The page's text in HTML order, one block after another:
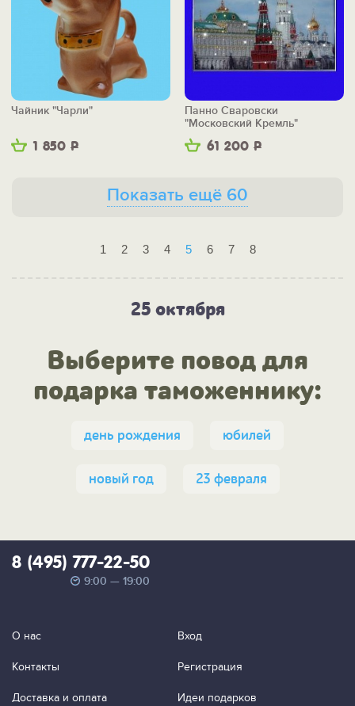
1 850 Р
Чайник "Чарли"
61 200 Р
Панно Сваровски
"Московский Кремль"
Показать ещё 60
1 2 3 4 5 6 7 8
25 октября
Выберите повод для
подарка таможеннику:
день рождения юбилей
новый год 23 февраля
8 (495) 777-22-50
9:00 — 19:00
О нас
Контакты
Доставка и оплата
Вход
Регистрация
Идеи подарков